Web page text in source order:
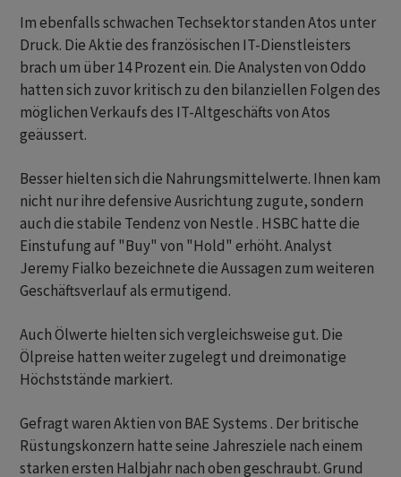
Im ebenfalls schwachen Techsektor standen Atos unter
Druck. Die Aktie des französischen IT-Dienstleisters
brach um über 14 Prozent ein. Die Analysten von Oddo
hatten sich zuvor kritisch zu den bilanziellen Folgen des
möglichen Verkaufs des IT-Altgeschäfts von Atos
geäussert.
Besser hielten sich die Nahrungsmittelwerte. Ihnen kam
nicht nur ihre defensive Ausrichtung zugute, sondern
auch die stabile Tendenz von Nestle . HSBC hatte die
Einstufung auf "Buy" von "Hold" erhöht. Analyst
Jeremy Fialko bezeichnete die Aussagen zum weiteren
Geschäftsverlauf als ermutigend.
Auch Ölwerte hielten sich vergleichsweise gut. Die
Ölpreise hatten weiter zugelegt und dreimonatige
Höchststände markiert.
Gefragt waren Aktien von BAE Systems . Der britische
Rüstungskonzern hatte seine Jahresziele nach einem
starken ersten Halbjahr nach oben geschraubt. Grund